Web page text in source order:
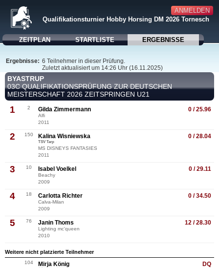
ANMELDEN
Qualifikationsturnier Hobby Horsing DM 2026 Tornesch
ZEITPLAN STARTLISTE ERGEBNISSE
Ergebnisse: 6 Teilnehmer in dieser Prüfung.
Zuletzt aktualisiert um 14:26 Uhr (16.11.2025)
BYASTRUP
03C QUALIFIKATIONSPRÜFUNG ZUR DEUTSCHEN
MEISTERSCHAFT 2026 ZEITSPRINGEN U21
1 2 0 / 25.96
Gilda Zimmermann
Alfi
2011
2 150 0 / 28.04
Kalina Wisniewska
TSV Tarp
MS DISNEYS FANTASIES
2011
3 10 0 / 29.11
Isabel Voelkel
Beachy
2009
4 18 0 / 34.50
Carlotta Richter
Calva-Milan
2009
5 76 12 / 28.30
Janin Thoms
Lighting mc'queen
2010
Weitere nicht platzierte Teilnehmer
104 DQ
Mirja König